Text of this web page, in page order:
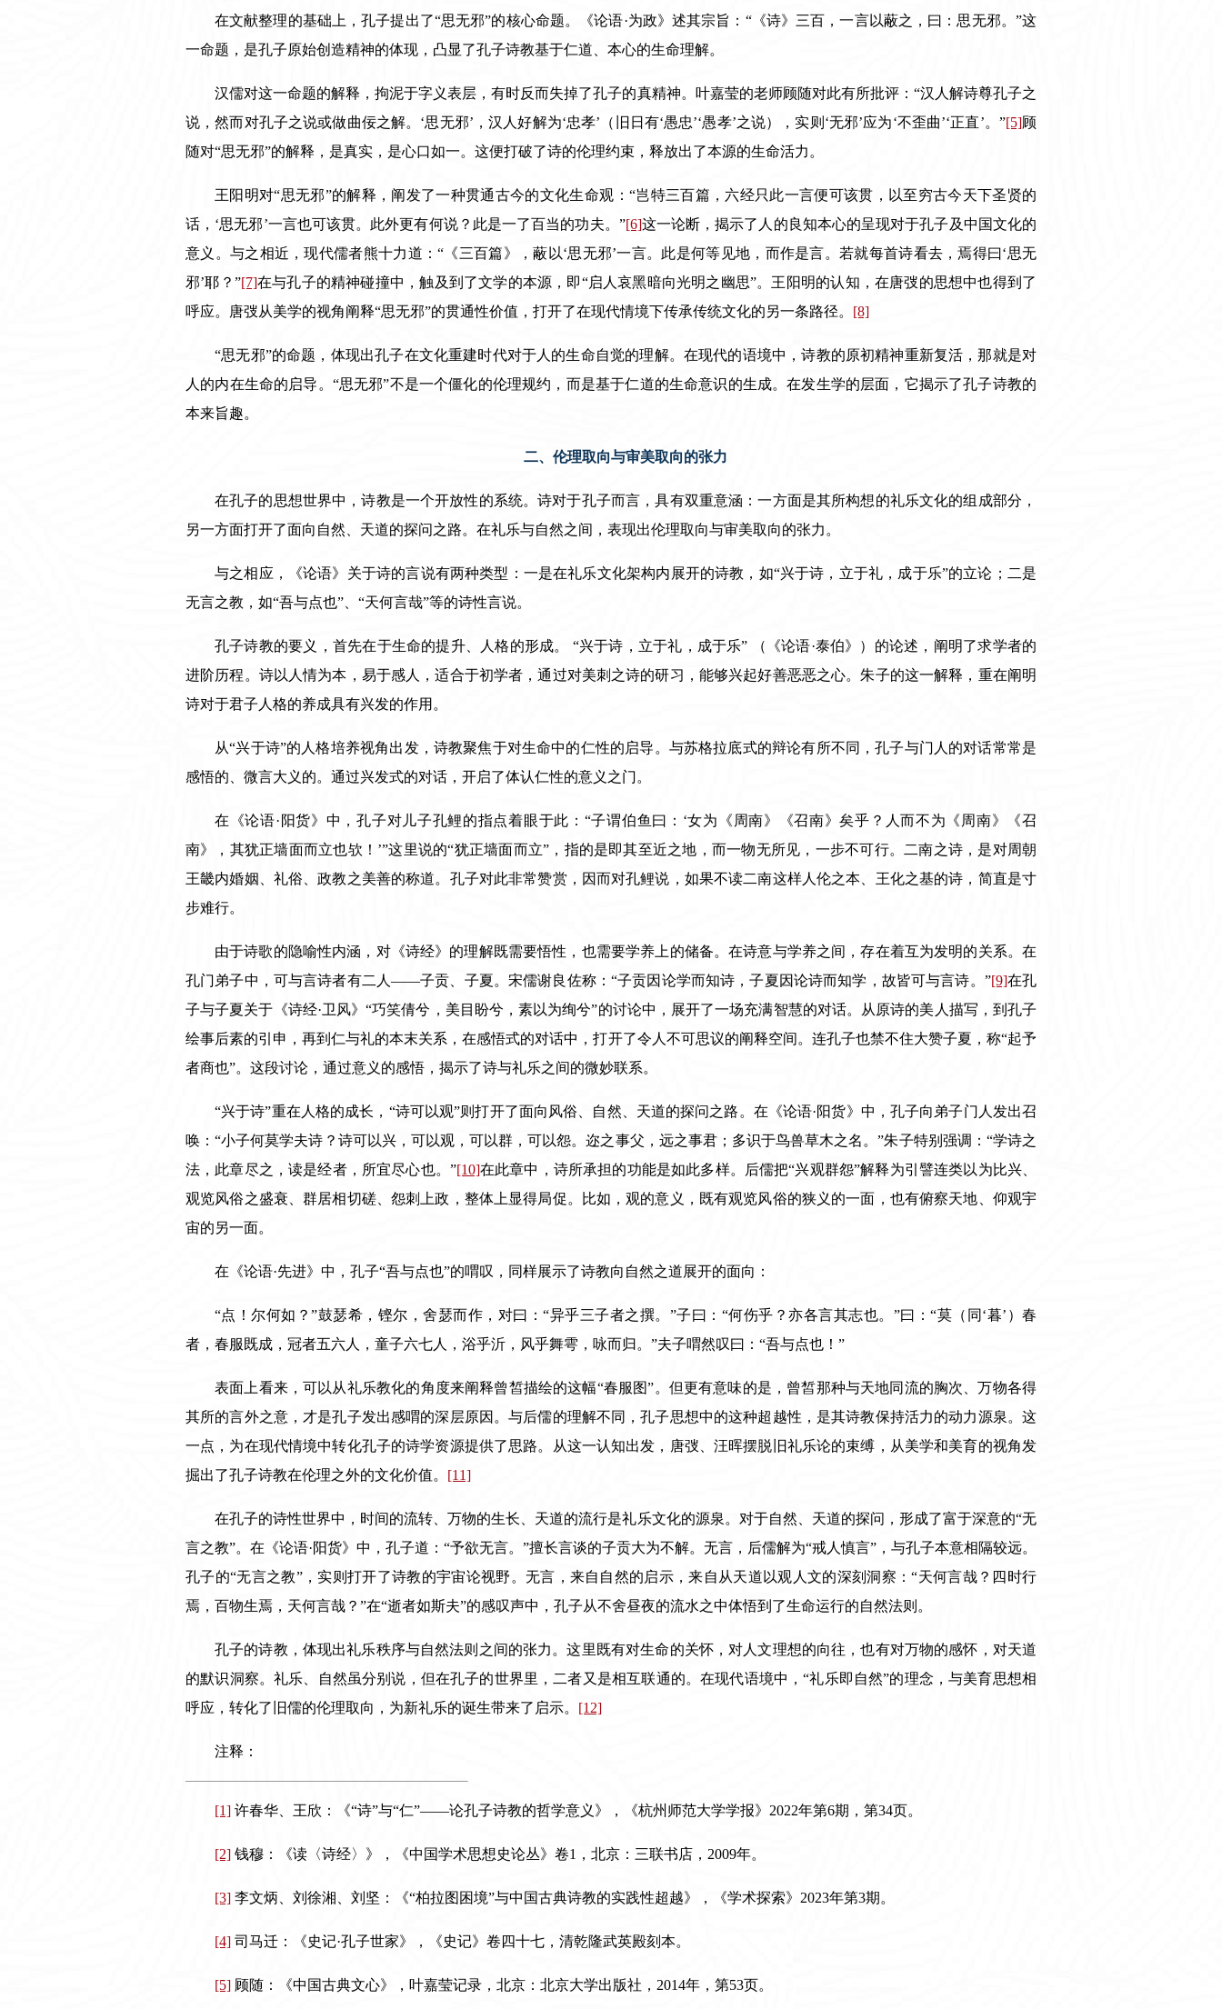
在文献整理的基础上，孔子提出了“思无邪”的核心命题。《论语·为政》述其宗旨：“《诗》三百，一言以蔽之，曰：思无邪。”这
一命题，是孔子原始创造精神的体现，凸显了孔子诗教基于仁道、本心的生命理解。
汉儒对这一命题的解释，拘泥于字义表层，有时反而失掉了孔子的真精神。叶嘉莹的老师顾随对此有所批评：“汉人解诗尊孔子之
说，然而对孔子之说或做曲佞之解。‘思无邪’，汉人好解为‘忠孝’（旧日有‘愚忠’‘愚孝’之说），实则‘无邪’应为‘不歪曲’‘正直’。”[5]顾
随对“思无邪”的解释，是真实，是心口如一。这便打破了诗的伦理约束，释放出了本源的生命活力。
王阳明对“思无邪”的解释，阐发了一种贯通古今的文化生命观：“岂特三百篇，六经只此一言便可该贯，以至穷古今天下圣贤的
话，‘思无邪’一言也可该贯。此外更有何说？此是一了百当的功夫。”[6]这一论断，揭示了人的良知本心的呈现对于孔子及中国文化的
意义。与之相近，现代儒者熊十力道：“《三百篇》，蔽以‘思无邪’一言。此是何等见地，而作是言。若就每首诗看去，焉得曰‘思无
邪’耶？”[7]在与孔子的精神碰撞中，触及到了文学的本源，即“启人哀黑暗向光明之幽思”。王阳明的认知，在唐弢的思想中也得到了
呼应。唐弢从美学的视角阐释“思无邪”的贯通性价值，打开了在现代情境下传承传统文化的另一条路径。 [8]
“思无邪”的命题，体现出孔子在文化重建时代对于人的生命自觉的理解。在现代的语境中，诗教的原初精神重新复活，那就是对
人的内在生命的启导。“思无邪”不是一个僵化的伦理规约，而是基于仁道的生命意识的生成。在发生学的层面，它揭示了孔子诗教的
本来旨趣。
二、伦理取向与审美取向的张力
在孔子的思想世界中，诗教是一个开放性的系统。诗对于孔子而言，具有双重意涵：一方面是其所构想的礼乐文化的组成部分，
另一方面打开了面向自然、天道的探问之路。在礼乐与自然之间，表现出伦理取向与审美取向的张力。
与之相应，《论语》关于诗的言说有两种类型：一是在礼乐文化架构内展开的诗教，如“兴于诗，立于礼，成于乐”的立论；二是
无言之教，如“吾与点也”、“天何言哉”等的诗性言说。
孔子诗教的要义，首先在于生命的提升、人格的形成。 “兴于诗，立于礼，成于乐” （《论语·泰伯》）的论述，阐明了求学者的
进阶历程。诗以人情为本，易于感人，适合于初学者，通过对美刺之诗的研习，能够兴起好善恶恶之心。朱子的这一解释，重在阐明
诗对于君子人格的养成具有兴发的作用。
从“兴于诗”的人格培养视角出发，诗教聚焦于对生命中的仁性的启导。与苏格拉底式的辩论有所不同，孔子与门人的对话常常是
感悟的、微言大义的。通过兴发式的对话，开启了体认仁性的意义之门。
在《论语·阳货》中，孔子对儿子孔鲤的指点着眼于此：“子谓伯鱼曰：‘女为《周南》《召南》矣乎？人而不为《周南》《召
南》，其犹正墙面而立也欤！’”这里说的“犹正墙面而立”，指的是即其至近之地，而一物无所见，一步不可行。二南之诗，是对周朝
王畿内婚姻、礼俗、政教之美善的称道。孔子对此非常赞赏，因而对孔鲤说，如果不读二南这样人伦之本、王化之基的诗，简直是寸
步难行。
由于诗歌的隐喻性内涵，对《诗经》的理解既需要悟性，也需要学养上的储备。在诗意与学养之间，存在着互为发明的关系。在
孔门弟子中，可与言诗者有二人——子贡、子夏。宋儒谢良佐称： “子贡因论学而知诗，子夏因论诗而知学，故皆可与言诗。 ”[9]在孔
子与子夏关于《诗经·卫风》“巧笑倩兮，美目盼兮，素以为绚兮”的讨论中，展开了一场充满智慧的对话。从原诗的美人描写，到孔子
绘事后素的引申，再到仁与礼的本末关系，在感悟式的对话中，打开了令人不可思议的阐释空间。连孔子也禁不住大赞子夏，称“起予
者商也”。这段讨论，通过意义的感悟，揭示了诗与礼乐之间的微妙联系。
“兴于诗”重在人格的成长，“诗可以观”则打开了面向风俗、自然、天道的探问之路。在《论语·阳货》中，孔子向弟子门人发出召
唤：“小子何莫学夫诗？诗可以兴，可以观，可以群，可以怨。迩之事父，远之事君；多识于鸟兽草木之名。”朱子特别强调：“学诗之
法，此章尽之，读是经者，所宜尽心也。”[10]在此章中，诗所承担的功能是如此多样。后儒把“兴观群怨”解释为引譬连类以为比兴、
观览风俗之盛衰、群居相切磋、怨刺上政，整体上显得局促。比如，观的意义，既有观览风俗的狭义的一面，也有俯察天地、仰观宇
宙的另一面。
在《论语·先进》中，孔子“吾与点也”的喟叹，同样展示了诗教向自然之道展开的面向：
“点！尔何如？”鼓瑟希，铿尔，舍瑟而作，对曰：“异乎三子者之撰。”子曰：“何伤乎？亦各言其志也。”曰：“莫（同‘暮’）春
者，春服既成，冠者五六人，童子六七人，浴乎沂，风乎舞雩，咏而归。”夫子喟然叹曰：“吾与点也！”
表面上看来，可以从礼乐教化的角度来阐释曾皙描绘的这幅“春服图”。但更有意味的是，曾皙那种与天地同流的胸次、万物各得
其所的言外之意，才是孔子发出感喟的深层原因。与后儒的理解不同，孔子思想中的这种超越性，是其诗教保持活力的动力源泉。这
一点，为在现代情境中转化孔子的诗学资源提供了思路。从这一认知出发，唐弢、汪晖摆脱旧礼乐论的束缚，从美学和美育的视角发
掘出了孔子诗教在伦理之外的文化价值。 [11]
在孔子的诗性世界中，时间的流转、万物的生长、天道的流行是礼乐文化的源泉。对于自然、天道的探问，形成了富于深意的“无
言之教”。在《论语·阳货》中，孔子道：“予欲无言。”擅长言谈的子贡大为不解。无言，后儒解为“戒人慎言”，与孔子本意相隔较远。
孔子的“无言之教”，实则打开了诗教的宇宙论视野。无言，来自自然的启示，来自从天道以观人文的深刻洞察：“天何言哉？四时行
焉，百物生焉，天何言哉？”在“逝者如斯夫”的感叹声中，孔子从不舍昼夜的流水之中体悟到了生命运行的自然法则。
孔子的诗教，体现出礼乐秩序与自然法则之间的张力。这里既有对生命的关怀，对人文理想的向往，也有对万物的感怀，对天道
的默识洞察。礼乐、自然虽分别说，但在孔子的世界里，二者又是相互联通的。在现代语境中，“礼乐即自然”的理念，与美育思想相
呼应，转化了旧儒的伦理取向，为新礼乐的诞生带来了启示。 [12]
注释：
[1] 许春华、王欣：《“诗”与“仁”——论孔子诗教的哲学意义》，《杭州师范大学学报》 2022年第6期，第34页。
[2] 钱穆：《读〈诗经〉》，《中国学术思想史论丛》卷1 ，北京：三联书店， 2009年。
[3] 李文炳、刘徐湘、刘坚：《“柏拉图困境”与中国古典诗教的实践性超越》，《学术探索》 2023年第3期。
[4] 司马迁：《史记·孔子世家》，《史记》卷四十七，清乾隆武英殿刻本。
[5] 顾随：《中国古典文心》，叶嘉莹记录，北京：北京大学出版社， 2014年，第53页。